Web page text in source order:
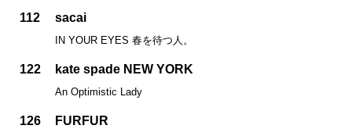
112 sacai
IN YOUR EYES 春を待つ人。
122 kate spade NEW YORK
An Optimistic Lady
126 FURFUR